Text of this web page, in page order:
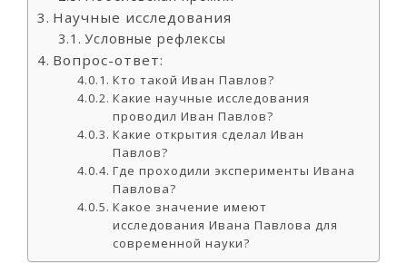
Научные исследования
Условные рефлексы
Вопрос-ответ:
Кто такой Иван Павлов?
Какие научные исследования
проводил Иван Павлов?
Какие открытия сделал Иван
Павлов?
Где проходили эксперименты Ивана
Павлова?
Какое значение имеют
исследования Ивана Павлова для
современной науки?